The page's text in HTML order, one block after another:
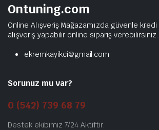
Ontuning.com
Online Alışveriş Mağazamızda güvenle kredi
alışveriş yapabilir online sipariş verebilirsiniz.
ekremkayikci@gmail.com
Sorunuz mu var?
0 (542) 739 68 79
Destek ekibimiz 7/24 Aktiftir.